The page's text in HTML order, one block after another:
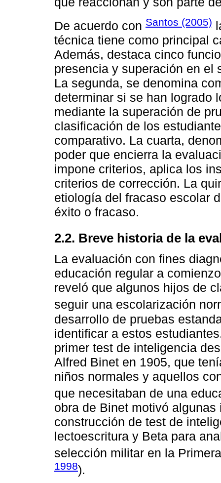
De acuerdo con Santos (2005)
técnica tiene como principal
Además, destaca cinco
presencia y superación en el
La segunda, se denomina
determinar si se han logrado
mediante la superación de
clasificación de los
comparativo. La cuarta,
poder que encierra la
impone criterios, aplica los
criterios de corrección. La
etiología del fracaso escolar
éxito o fracaso.
2.2. Breve historia de la
La evaluación con fines
educación regular a
reveló que algunos hijos de
seguir una escolarización
desarrollo de pruebas
identificar a estos
primer test de inteligencia
Alfred Binet en 1905, que
niños normales y aquellos
que necesitaban de una
obra de Binet motivó
construcción de test de
lectoescritura y Beta para
selección militar en la
1998).